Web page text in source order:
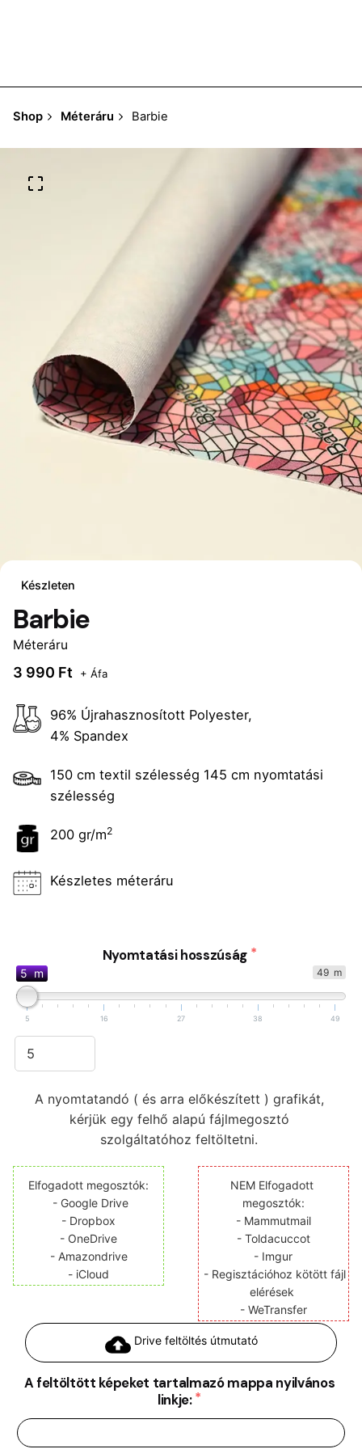
Shop Méteráru Barbie
Készleten
Barbie
Méteráru
3 990 Ft + Áfa
96% Újrahasznosított Polyester,
4% Spandex
150 cm textil szélesség 145 cm nyomtatási
szélesség
200 gr/m2
Készletes méteráru
Nyomtatási hosszúság
49 m
5 m
5 16 27 38 49
A nyomtatandó ( és arra előkészített ) grafikát,
kérjük egy felhő alapú fájlmegosztó
szolgáltatóhoz feltöltetni.
Elfogadott megosztók:
- Google Drive
- Dropbox
- OneDrive
- Amazondrive
- iCloud
NEM Elfogadott
megosztók:
- Mammutmail
- Toldacuccot
- Imgur
elérések
- WeTransfer
Drive feltöltés útmutató
A feltöltött képeket tartalmazó mappa nyilvános
linkje: